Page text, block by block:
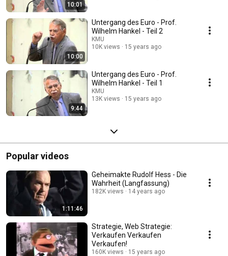
10:01
10:00
Untergang des Euro - Prof.
Wilhelm Hankel - Teil 2
KMU
10K views
15 years ago
9:44
Untergang des Euro - Prof.
Wilhelm Hankel - Teil 1
KMU
13K views
15 years ago
Popular videos
1:11:46
Geheimakte Rudolf Hess - Die
Wahrheit (Langfassung)
182K views 14 years ago
Strategie, Web Strategie:
Verkaufen Verkaufen
Verkaufen!
160K views 15 years ago